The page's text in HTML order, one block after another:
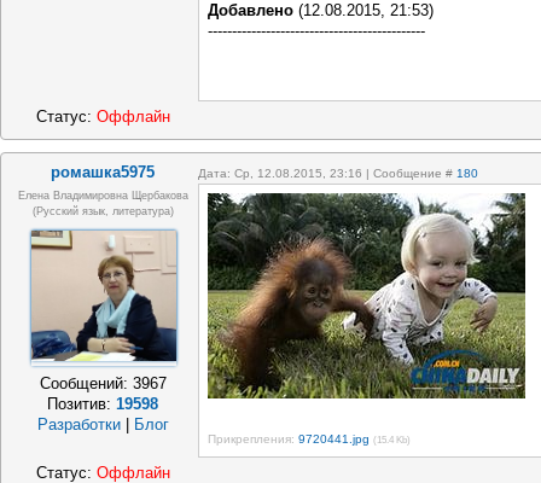
Добавлено (12.08.2015, 21:53)
---------------------------------------------
Статус: Оффлайн
ромашка5975 Дата: Ср, 12.08.2015, 23:16 | Сообщение # 180
Елена Владимировна Щербакова
(русский язык, литература)
Сообщений: 3967
Позитив:19598
Разработки
Блог
Прикрепления: 9720441.jpg (15.4 Kb)
Статус: Оффлайн